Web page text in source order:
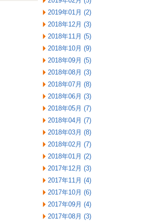
2019年01月 (2)
2018年12月 (3)
2018年11月 (5)
2018年10月 (9)
2018年09月 (5)
2018年08月 (3)
2018年07月 (8)
2018年06月 (3)
2018年05月 (7)
2018年04月 (7)
2018年03月 (8)
2018年02月 (7)
2018年01月 (2)
2017年12月 (3)
2017年11月 (4)
2017年10月 (6)
2017年09月 (4)
2017年08月 (3)